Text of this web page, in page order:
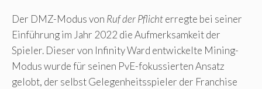
Der DMZ-Modus von Ruf der Pflichterregte bei seiner
Einführung im Jahr 2022 die Aufmerksamkeit der
Spieler. Dieser von Infinity Ward entwickelte Mining-
Modus wurde für seinen PvE-fokussierten Ansatz
gelobt, der selbst Gelegenheitsspieler der Franchise